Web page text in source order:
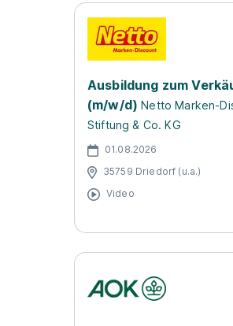
Ausbildung zum
(m/w/d) Netto Marken-
Stiftung & Co. KG
01.08.2026
35759 Driedorf (u.a.)
Video